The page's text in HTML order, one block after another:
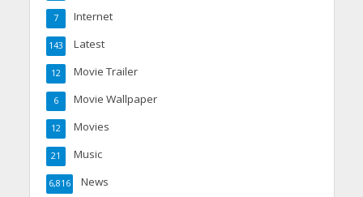
Internet
7
Latest
143
Movie Trailer
12
Movie Wallpaper
6
Movies
12
Music
21
News
6,816